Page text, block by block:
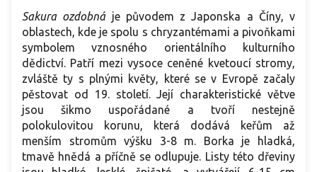
Sakura ozdobnáje původem z Japonska a Číny, v
oblastech, kde je spolu s chryzantémami a pivoňkami
symbolem vznosného orientálního kulturního
dědictví. Patří mezi vysoce ceněné kvetoucí stromy,
zvláště ty s plnými květy, které se v Evropě začaly
pěstovat od 19. století. Její charakteristické větve
jsou šikmo uspořádané a tvoří nestejně
polokulovitou korunu, která dodává keřům až
menším stromům výšku 3-8 m. Borka je hladká,
tmavě hnědá a příčně se odlupuje. Listy této dřeviny